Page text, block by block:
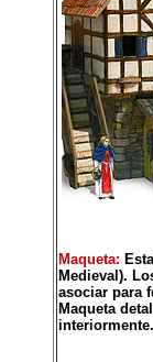
Maqueta:
Medieval).
asociar para
Maqueta
interiormente.